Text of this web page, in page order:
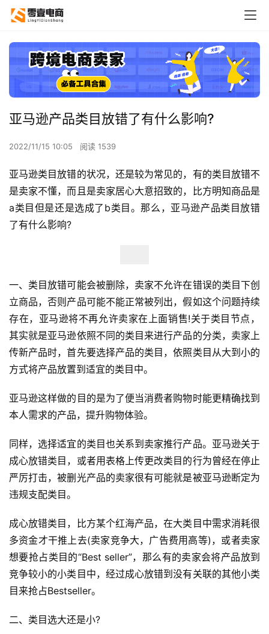
亚马逊产品类目放错了有什么影响?
2022/11/15 10:05 阅读 1539
亚马逊类目放错的状况，还是较为常见的，有的类目放错不
是卖家不懂，而且是卖家居心大意招致的，比方明知商品是
a类目但是还是选成了b类目。那么，亚马逊产品类目放错
了有什么影响?
一、类目放错可能会被删除，卖家不允许在错误的类目下创
立商品，否则产品可能不能正常被列出，假如这个问题持续
存在，亚马逊将不再允许卖家在上面销售!关于类目节点，
其实就是亚马逊依照不同的类目来进行产品的分类，卖家上
传新产品时，首先要选择产品的类目，依照类目从大到小的
方式将产品放置到适宜的类目中。
亚马逊这样做的目的是为了便当消费者购物时能更精确找到
本人需求的产品，提升购物体验。
同样，选择适宜的类目也关系到卖家推行产品。亚马逊关于
成心放错类目，或者用表格上传更改类目的行为曾经在停止
严厉打击，被删光产品的卖家很有可能就是被亚马逊断定为
违规支配类目。
成心放错类目，比方某个红海产品，在大类目中需求消耗很
多资金才干推上去(卖家竞争大，广告费用高等)，或者卖家
想要抢占类目的“Best seller”，那么有的卖家会将产品放到
竞争较小的小类目中，经过成心放错到没有关联的其他小类
目来抢占Bestseller。
二、类目选大还是小?